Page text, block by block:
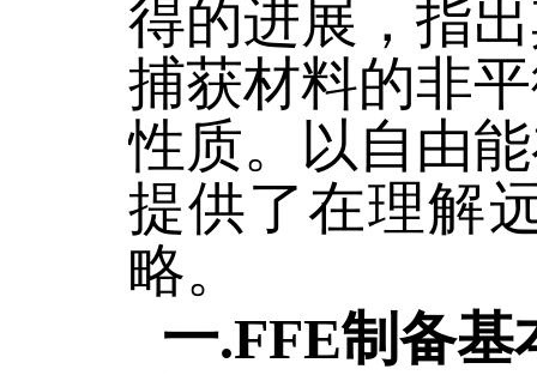
得的进展，指
捕获材料的非
性质。以自由
提供了在理解
略。
一.FFE制备基